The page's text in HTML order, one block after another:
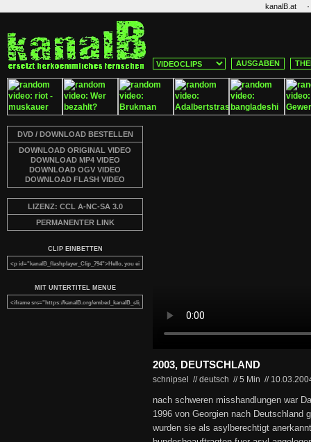
kanalB.at ·
AUSGABEN
DVD / DOWNLOAD BESTELLEN
DOWNLOAD ORIGINAL VIDEO
DOWNLOAD MP4 VIDEO
DOWNLOAD OGV VIDEO
DOWNLOAD FLASH VIDEO
LIZENZ: CCL A-NC-SA 3.0
PERMANENTER LINK
CLIP EINBETTEN
MIT UNTERTITEL MENUE
2003, DEUTSCHLAND
schnipsel // deutsch //5 Min //
nach schweren misshandlungen war
1996 von Georgien nach Deutschland
wurden sie als asylberechtigt